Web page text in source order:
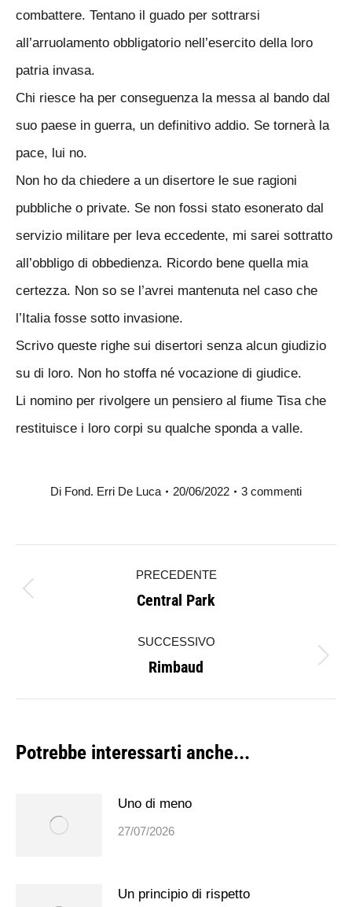
combattere. Tentano il guado per sottrarsi
all’arruolamento obbligatorio nell’esercito della loro
patria invasa.
Chi riesce ha per conseguenza la messa al bando dal
suo paese in guerra, un definitivo addio. Se tornerà la
pace, lui no.
Non ho da chiedere a un disertore le sue ragioni
pubbliche o private. Se non fossi stato esonerato dal
servizio militare per leva eccedente, mi sarei sottratto
all’obbligo di obbedienza. Ricordo bene quella mia
certezza. Non so se l’avrei mantenuta nel caso che
l’Italia fosse sotto invasione.
Scrivo queste righe sui disertori senza alcun giudizio
su di loro. Non ho stoffa né vocazione di giudice.
Li nomino per rivolgere un pensiero al fiume Tisa che
restituisce i loro corpi su qualche sponda a valle.
Di Fond. Erri De Luca 20/06/2022 3 commenti
tra
PRECEDENTE
Post
Central Park
SUCCESSIVO
Prossimo
post:
Rimbaud
Potrebbe interessarti anche...
Uno di meno
27/07/2026
Un principio di rispetto